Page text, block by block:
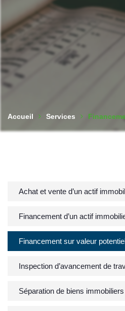
Accueil Services
Achat et vente d’un actif
Financement d’un actif
Financement sur valeur
Inspection d’avancement de
Séparation de biens immobiliers